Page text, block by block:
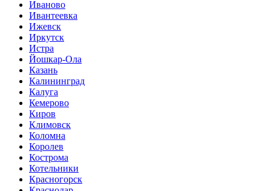
Иваново
Ивантеевка
Ижевск
Иркутск
Истра
Йошкар-Ола
Казань
Калининград
Калуга
Кемерово
Киров
Климовск
Коломна
Королев
Кострома
Котельники
Красногорск